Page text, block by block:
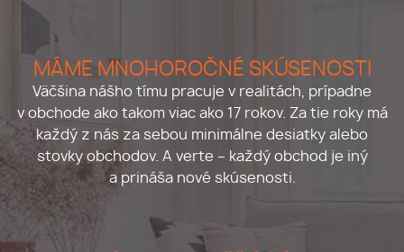
MÁME MNOHOROČNÉ SKÚSENOSTI
Väčšina nášho tímu pracuje v realitách, prípadne
v obchode ako takom viac ako 17 rokov. Za tie roky má
každý z nás za sebou minimálne desiatky alebo
stovky obchodov. A verte – každý obchod je iný
a prináša nové skúsenosti.